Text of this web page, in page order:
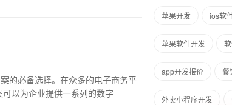
的必备选择。在众多的电子商务平
烈。 电商平台开发解决方案可以为企业提供一系列的数字
苹果开发 ios软
苹果软件开发
app开发报价 餐
外卖小程序开发